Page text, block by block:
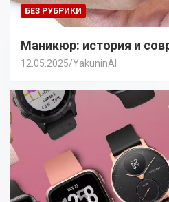
БЕЗ РУБРИКИ
Маникюр: история и
12.05.2025 YakuninAI